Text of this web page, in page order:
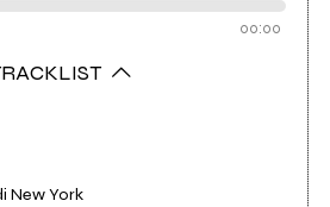
00:00
New York